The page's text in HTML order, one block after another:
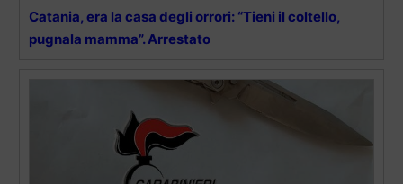
Catania, era la casa degli orrori: “Tieni il coltello,
pugnala mamma”. Arrestato